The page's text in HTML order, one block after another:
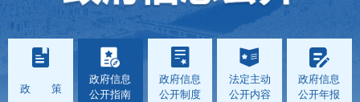
政 策
政府信息
公开指南
政府信息
公开制度
法定主动
公开内容
政府信息
公开年报